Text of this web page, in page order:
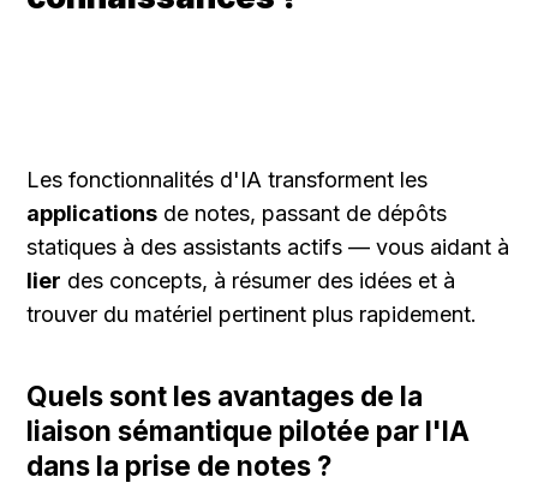
applications de notes, passant de dépôts
lier des concepts, à résumer des idées et à
trouver du matériel pertinent plus rapidement.
Quels sont les avantages de la
liaison sémantique pilotée par l'IA
dans la prise de notes ?